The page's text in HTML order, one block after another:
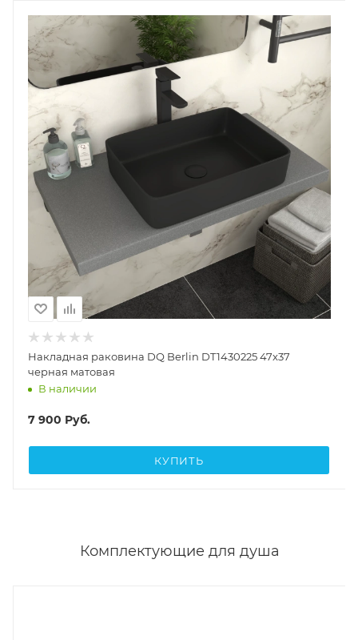
Накладная раковина DQ Berlin DT1430225 47x37
черная матовая
В наличии
7 900 Руб.
КУПИТЬ
Комплектующие для душа